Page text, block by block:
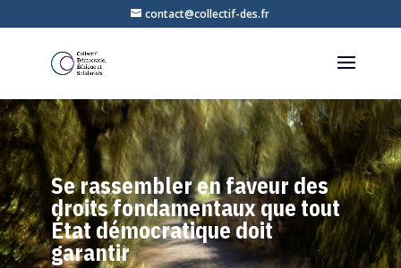
contact@collectif-des.fr
Se rassembler en faveur des
droits fondamentaux que tout
État démocratique doit
garantir